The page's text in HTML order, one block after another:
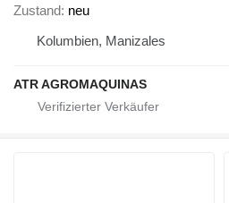
Zustand neu
Kolumbien, Manizales
ATR AGROMAQUINAS